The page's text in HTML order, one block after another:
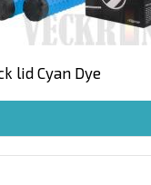
lid Cyan Dye